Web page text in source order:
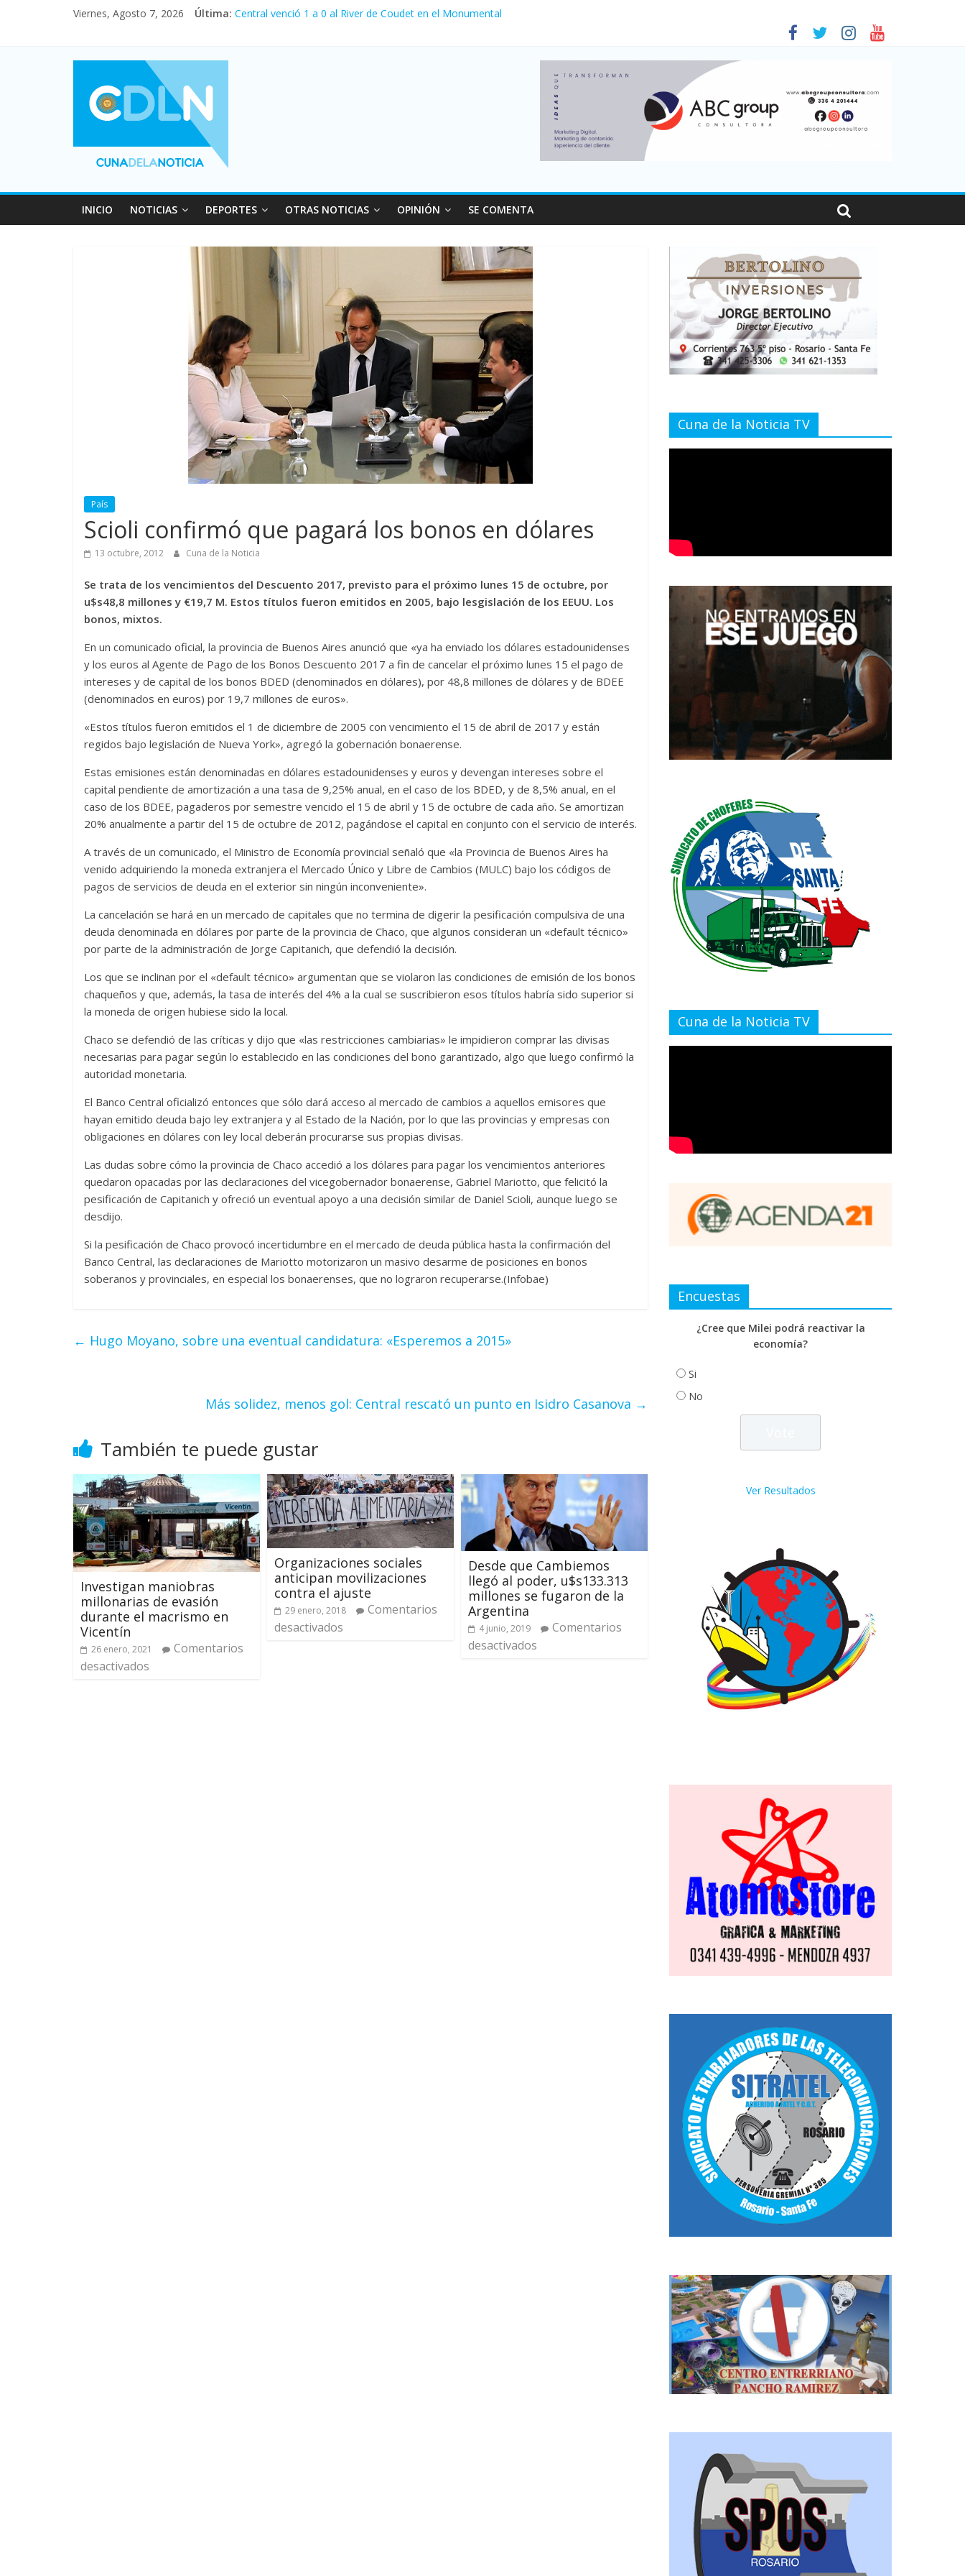
Viernes, Agosto 7, 2026 Última: Central venció 1 a 0 al River de Coudet en el Monumental
Vacaciones de invierno con más movimiento y consumo turístico: 4,6 millones de personas viajaron por el país, un 5,9% más que en 2025
Fuerte caída de la venta de autos usados en julio: bajó un 12,6% interanual
INICIO NOTICIAS DEPORTES OTRAS NOTICIAS OPINIÓN SE COMENTA
País
Scioli confirmó que pagará los bonos en dólares
13 octubre, 2012 Cuna de la Noticia
Se trata de los vencimientos del Descuento 2017, previsto para el próximo lunes 15 de octubre, por
u$s48,8 millones y €19,7 M. Estos títulos fueron emitidos en 2005, bajo lesgislación de los EEUU. Los
bonos, mixtos.
En un comunicado oficial, la provincia de Buenos Aires anunció que «ya ha enviado los dólares estadounidenses
y los euros al Agente de Pago de los Bonos Descuento 2017 a fin de cancelar el próximo lunes 15 el pago de
intereses y de capital de los bonos BDED (denominados en dólares), por 48,8 millones de dólares y de BDEE
(denominados en euros) por 19,7 millones de euros».
«Estos títulos fueron emitidos el 1 de diciembre de 2005 con vencimiento el 15 de abril de 2017 y están
regidos bajo legislación de Nueva York», agregó la gobernación bonaerense.
Estas emisiones están denominadas en dólares estadounidenses y euros y devengan intereses sobre el
capital pendiente de amortización a una tasa de 9,25% anual, en el caso de los BDED, y de 8,5% anual, en el
caso de los BDEE, pagaderos por semestre vencido el 15 de abril y 15 de octubre de cada año. Se amortizan
20% anualmente a partir del 15 de octubre de 2012, pagándose el capital en conjunto con el servicio de interés.
A través de un comunicado, el Ministro de Economía provincial señaló que «la Provincia de Buenos Aires ha
venido adquiriendo la moneda extranjera el Mercado Único y Libre de Cambios (MULC) bajo los códigos de
pagos de servicios de deuda en el exterior sin ningún inconveniente».
La cancelación se hará en un mercado de capitales que no termina de digerir la pesificación compulsiva de una
deuda denominada en dólares por parte de la provincia de Chaco, que algunos consideran un «default técnico»
por parte de la administración de Jorge Capitanich, que defendió la decisión.
Los que se inclinan por el «default técnico» argumentan que se violaron las condiciones de emisión de los bonos
chaqueños y que, además, la tasa de interés del 4% a la cual se suscribieron esos títulos habría sido superior si
la moneda de origen hubiese sido la local.
Chaco se defendió de las críticas y dijo que «las restricciones cambiarias» le impidieron comprar las divisas
necesarias para pagar según lo establecido en las condiciones del bono garantizado, algo que luego confirmó la
autoridad monetaria.
El Banco Central oficializó entonces que sólo dará acceso al mercado de cambios a aquellos emisores que
hayan emitido deuda bajo ley extranjera y al Estado de la Nación, por lo que las provincias y empresas con
obligaciones en dólares con ley local deberán procurarse sus propias divisas.
Las dudas sobre cómo la provincia de Chaco accedió a los dólares para pagar los vencimientos anteriores
quedaron opacadas por las declaraciones del vicegobernador bonaerense, Gabriel Mariotto, que felicitó la
pesificación de Capitanich y ofreció un eventual apoyo a una decisión similar de Daniel Scioli, aunque luego se
desdijo.
Si la pesificación de Chaco provocó incertidumbre en el mercado de deuda pública hasta la confirmación del
Banco Central, las declaraciones de Mariotto motorizaron un masivo desarme de posiciones en bonos
soberanos y provinciales, en especial los bonaerenses, que no lograron recuperarse.(Infobae)
← Hugo Moyano, sobre una eventual candidatura: «Esperemos a 2015»
Más solidez, menos gol: Central rescató un punto en Isidro Casanova →
También te puede gustar
Investigan maniobras
millonarias de evasión
durante el macrismo en
Vicentín
26 enero, 2021
Comentarios
desactivados
Organizaciones sociales
anticipan movilizaciones
contra el ajuste
29 enero, 2018
Comentarios
desactivados
Desde que Cambiemos
llegó al poder, u$s133.313
millones se fugaron de la
Argentina
4 junio, 2019
Comentarios
desactivados
Cuna de la Noticia TV
Cuna de la Noticia TV
Encuestas
¿Cree que Milei podrá reactivar la
economía?
Si
No
Ver Resultados